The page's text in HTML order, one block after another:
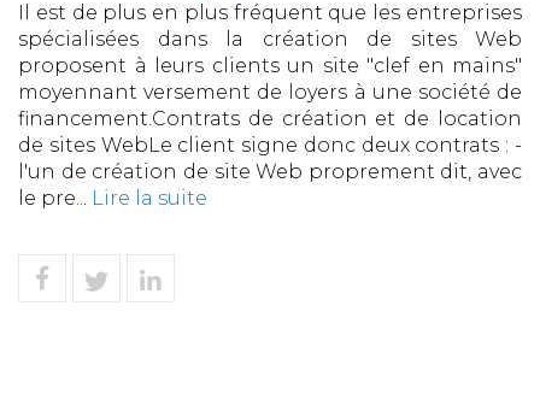
Il est de plus en plus fréquent que les entreprises
spécialisées dans la création de sites Web
proposent à leurs clients un site "clef en mains"
moyennant versement de loyers à une société de
financement.Contrats de création et de location
de sites WebLe client signe donc deux contrats : -
l'un de création de site Web proprement dit, avec
le pre... Lire la suite